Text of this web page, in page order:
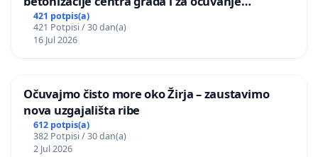
postojećih zelenih površina i odraslih stabala pri
donošenju izmjena urbanističkog plana
421 potpis(a)
421 Potpisi / 30 dan(a)
16 Jul 2026
Očuvajmo čisto more oko Žirja – zaustavimo
nova uzgajališta ribe
612 potpis(a)
382 Potpisi / 30 dan(a)
2 Jul 2026